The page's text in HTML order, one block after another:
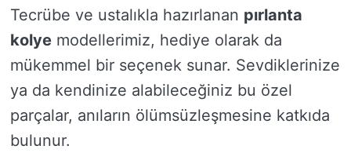
Tecrübe ve ustalıkla hazırlanan pırlanta
kolye modellerimiz, hediye olarak da
mükemmel bir seçenek sunar. Sevdiklerinize
ya da kendinize alabileceğiniz bu özel
parçalar, anıların ölümsüzleşmesine katkıda
bulunur.